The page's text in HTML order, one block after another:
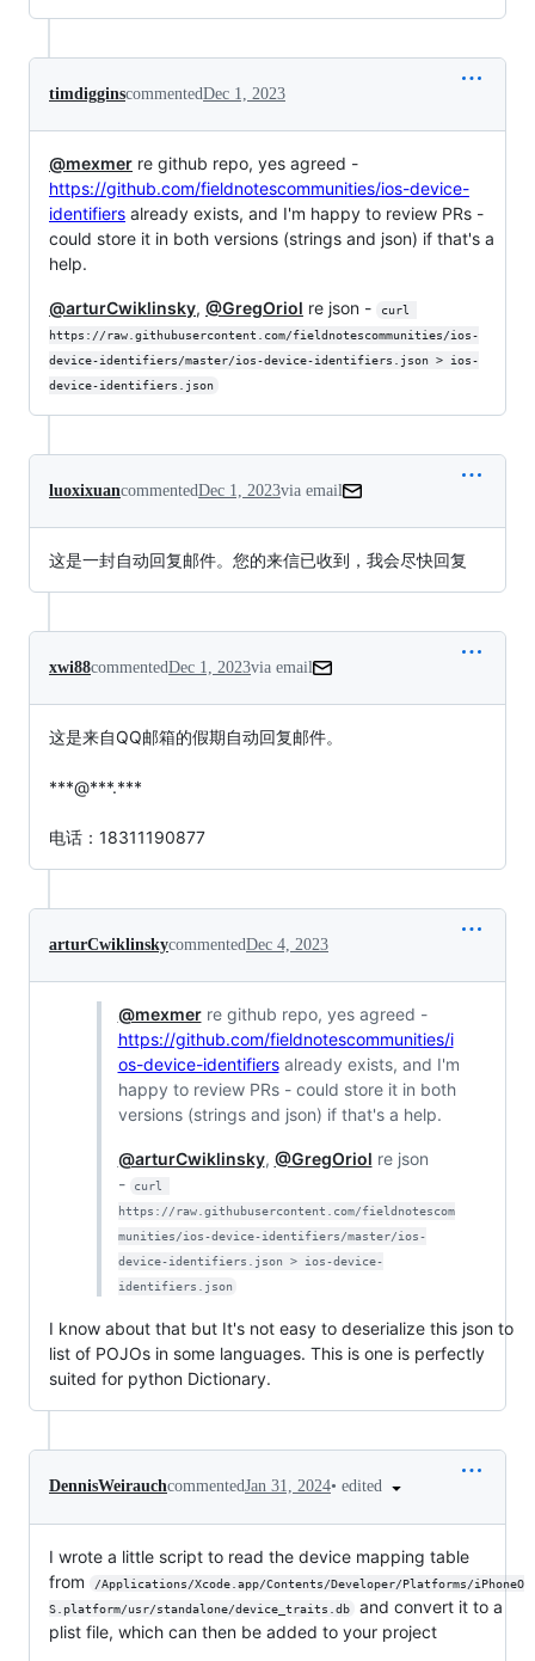
timdigginscommentedDec 1, 2023
@mexmer re github repo, yes agreed -
https://github.com/fieldnotescommunities/ios-device-
identifiers already exists, and I'm happy to review PRs -
could store it in both versions (strings and json) if that's a
help.
@arturCwiklinsky, @GregOriol re json -
curl
https://raw.githubusercontent.com/fieldnotescommunities/ios-
device-identifiers/master/ios-device-identifiers.json > ios-
device-identifiers.json
luoxixuancommentedDec 1, 2023via email
这是一封自动回复邮件。您的来信已收到，我会尽快回复
xwi88commentedDec 1, 2023via email
这是来自QQ邮箱的假期自动回复邮件。
***@***.***
电话：18311190877
arturCwiklinskycommentedDec 4, 2023
@mexmerre github repo, yes agreed -
https://github.com/fieldnotescommunities/i
os-device-identifiersalready exists, and I'm
happy to review PRs - could store it in both
versions (strings and json) if that's a help.
@arturCwiklinsky, @GregOriol re json
-
curl
https://raw.githubusercontent.com/fieldnotescom
munities/ios-device-identifiers/master/ios-
device-identifiers.json > ios-device-
identifiers.json
I know about that but It's not easy to deserialize this json to
list of POJOs in some languages. This is one is perfectly
suited for python Dictionary.
DennisWeirauchcommentedJan 31, 2024• edited
I wrote a little script to read the device mapping table
from
/Applications/Xcode.app/Contents/Developer/Platforms/iPhoneO
S.platform/usr/standalone/device_traits.db
and convert it to a
plist file, which can then be added to your project